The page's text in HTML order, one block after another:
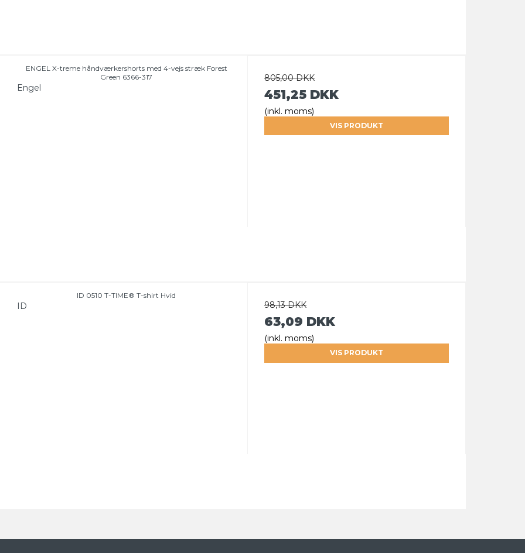
ENGEL X-treme håndværkershorts med 4-vejs stræk Forest
Green 6366-317
Engel
805,00 DKK
451,25 DKK
(inkl. moms)
VIS PRODUKT
ID 0510 T-TIME® T-shirt Hvid
ID 98,13 DKK
63,09 DKK
(inkl. moms)
VIS PRODUKT